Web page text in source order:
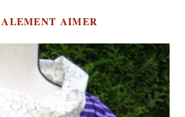
AIMER